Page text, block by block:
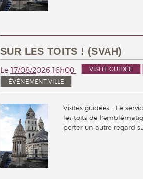
SUR LES TOITS ! (SVAH)
Le 17/08/2026 16h00 VISITE GUIDÉE
ÉVÉNEMENT VILLE
Visites guidées - Le
les toits de
porter un autre regard